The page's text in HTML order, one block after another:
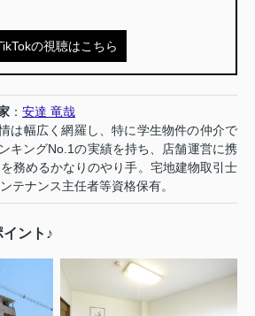
の視聴はこちら
：安達 竜哉
は幅広く網羅し、特に学生物件の仲介で
キングNo.1の実績を持ち、店舗運営に携
務めるかなりのやり手。宅地建物取引士
テナンス主任者等資格保有。
ント♪